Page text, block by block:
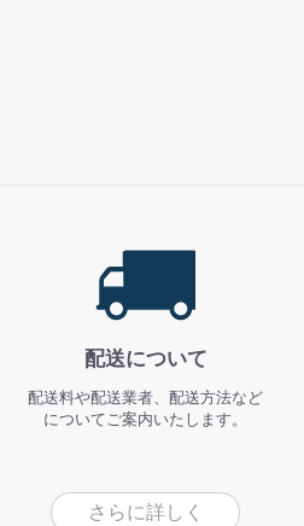
配送について
配送料や配送業者、配送方法など
についてご案内いたします。
さらに詳しく